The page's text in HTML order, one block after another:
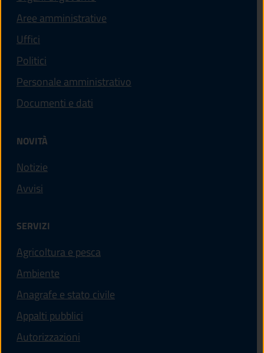
Aree amministrative
Uffici
Politici
Personale amministrativo
Documenti e dati
NOVITÀ
Notizie
Avvisi
SERVIZI
Agricoltura e pesca
Ambiente
Anagrafe e stato civile
Appalti pubblici
Autorizzazioni